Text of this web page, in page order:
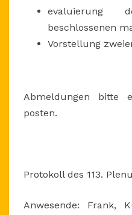
evaluierung
beschlossenen
Vorstellung
Abmeldungen bitte
posten.
Protokoll des 113.
Anwesende: Frank,